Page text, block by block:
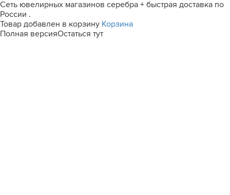
Сеть ювелирных магазинов серебра + быстрая доставка по
России .
Товар добавлен в корзину Корзина
Полная версияОстаться тут